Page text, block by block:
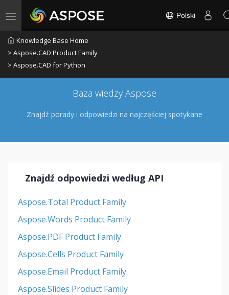
Toggle navigation Polski
Knowledge Base Home
> Aspose.CAD Product Family
> Aspose.CAD for Python
Baza wiedzy Aspose
Znajdź porady i odpowiedzi na najczęściej spotykane
Znajdź odpowiedzi według API
Aspose.Total Product Family
Aspose.Words Product Family
Aspose.PDF Product Family
Aspose.Cells Product Family
Aspose.Email Product Family
Aspose.Slides Product Family